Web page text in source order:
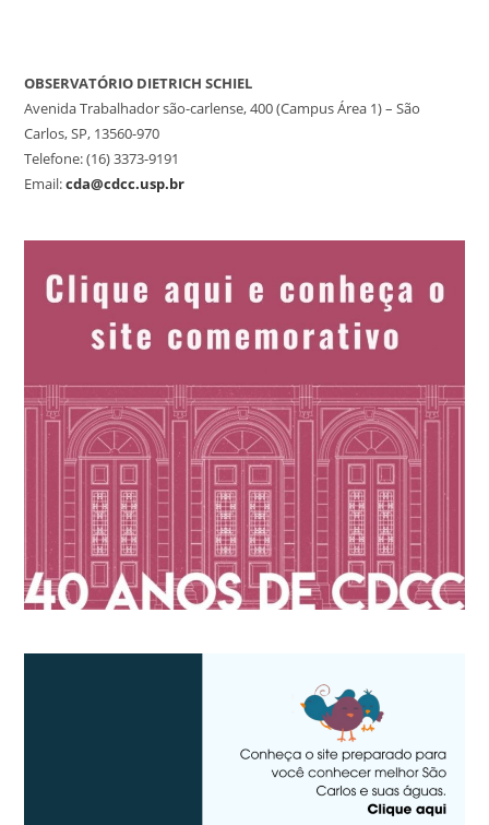
OBSERVATÓRIO DIETRICH SCHIEL
Avenida Trabalhador são-carlense, 400 (Campus Área 1) – São
Carlos, SP, 13560-970
Telefone: (16) 3373-9191
Email:cda@cdcc.usp.br